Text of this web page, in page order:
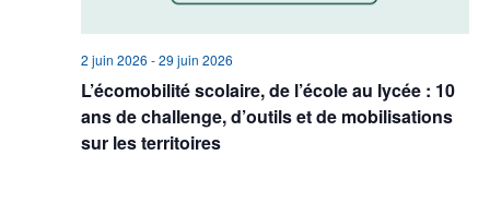
L’écomobilité scolaire, de l’école au lycée : 10
ans de challenge, d’outils et de mobilisations
sur les territoires
2 juin 2026 -29 juin 2026